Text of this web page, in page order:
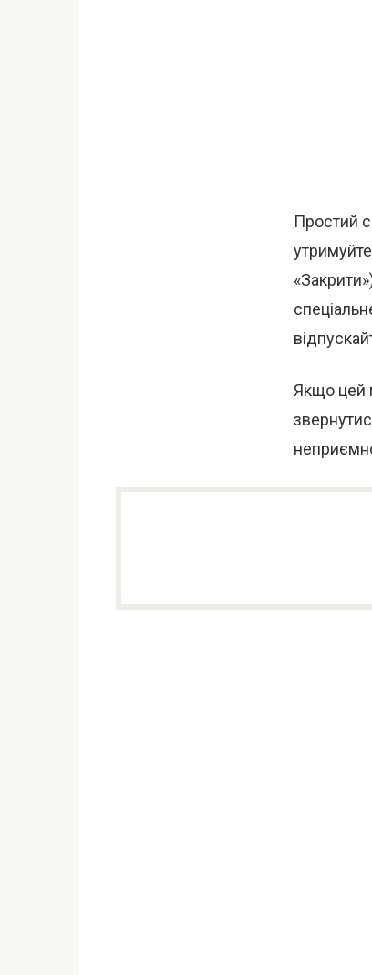
Простий
Якщо цей